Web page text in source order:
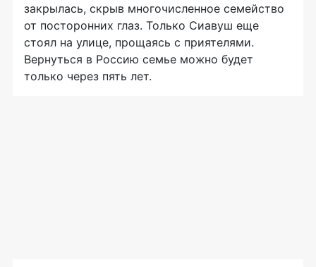
закрылась, скрыв многочисленное семейство
от посторонних глаз. Только Сиавуш еще
стоял на улице, прощаясь с приятелями.
Вернуться в Россию семье можно будет
только через пять лет.